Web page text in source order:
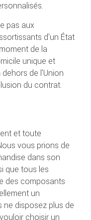
pas aux
d'un État
de la
unique et
de l'Union
du contrat.
et toute
vous prions de
dans son
que tous les
des composants
un
ne disposez plus de
choisir un